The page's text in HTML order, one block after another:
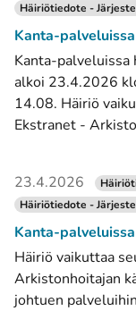
Häiriötiedote -
Kanta-
Kanta-
alkoi 23.4.2026
14.08. Häiriö
Ekstranet -
23.4.2026
Häiriötiedote -
Kanta-
Häiriö vaikuttaa
Arkistonhoitajan
johtuen